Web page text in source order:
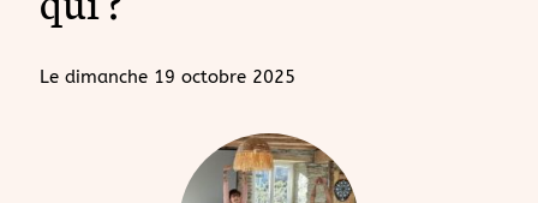
Le dimanche 19 octobre 2025